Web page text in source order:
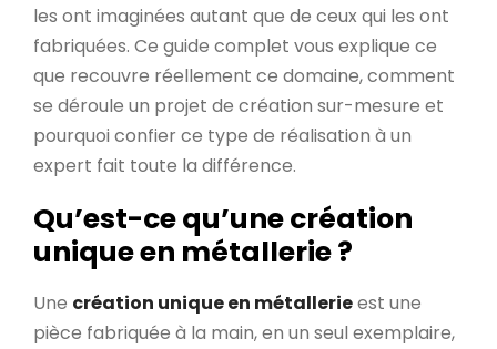
les ont imaginées autant que de ceux qui les ont
fabriquées. Ce guide complet vous explique ce
que recouvre réellement ce domaine, comment
se déroule un projet de création sur-mesure et
pourquoi confier ce type de réalisation à un
expert fait toute la différence.
Qu’est-ce qu’une création
unique en métallerie ?
Une création unique en métallerieest une
pièce fabriquée à la main, en un seul exemplaire,